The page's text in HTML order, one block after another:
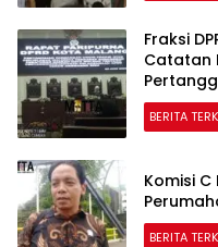
Fraksi
Catatan
BERITA
Komisi C
BERITA